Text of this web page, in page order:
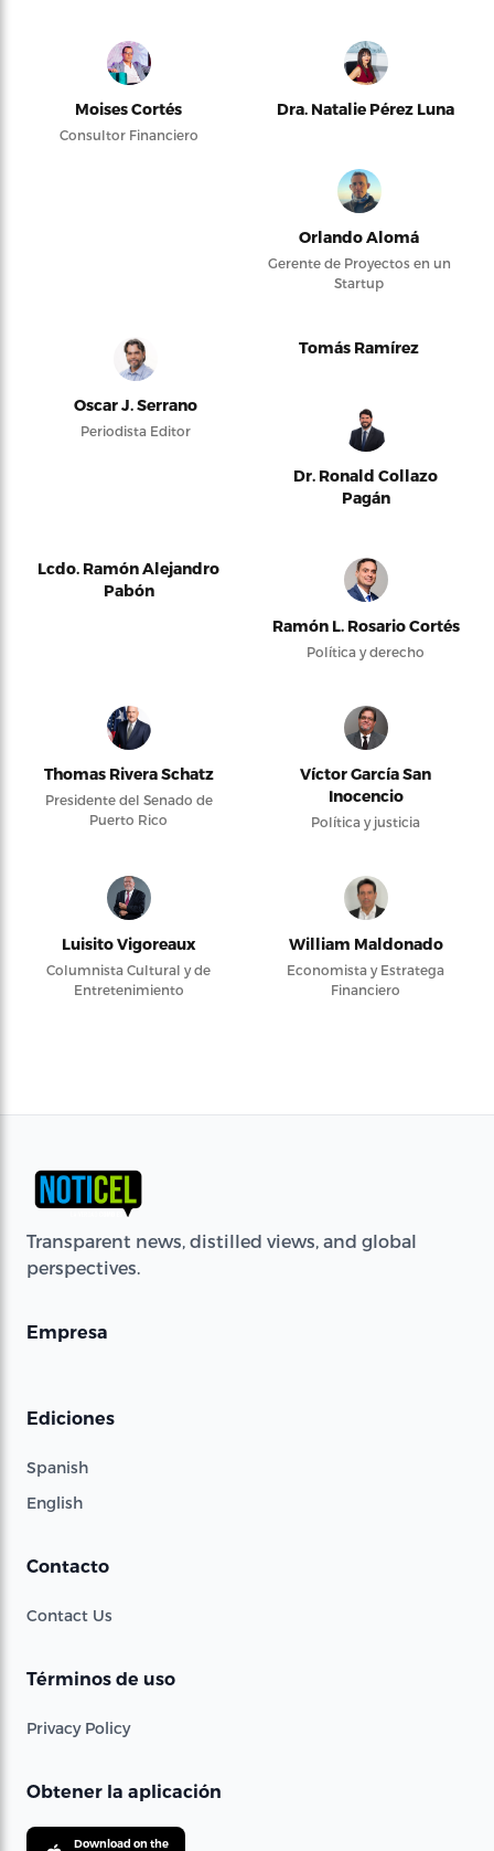
Moises Cortés
Consultor Financiero
Dra. Natalie Pérez Luna
Orlando Alomá
Gerente de Proyectos en un
Startup
Oscar J. Serrano
Periodista Editor
Tomás Ramírez
Dr. Ronald Collazo
Pagán
Lcdo. Ramón Alejandro
Pabón
Ramón L. Rosario Cortés
Política y derecho
Thomas Rivera Schatz
Presidente del Senado de
Puerto Rico
Víctor García San
Inocencio
Política y justicia
Luisito Vigoreaux
Columnista Cultural y de
Entretenimiento
William Maldonado
Economista y Estratega
Financiero
Transparent news, distilled views, and global
perspectives.
Empresa
Ediciones
Spanish
English
Contacto
Contact Us
Términos de uso
Privacy Policy
Obtener la aplicación
Download on the